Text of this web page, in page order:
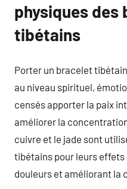
physiques des
tibétains
Porter un bracelet
au niveau spirituel,
censés apporter la paix
améliorer la
cuivre et le jade sont
tibétains pour leurs
douleurs et améliorant la